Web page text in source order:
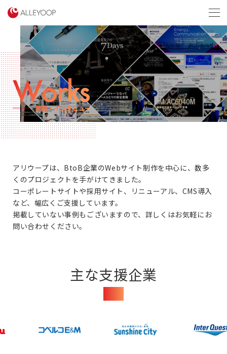
Works
実績・インタビュー
アリウープは、BtoB企業のWebサイト制作を中心に、数多
くのプロジェクトを手がけてきました。
コーポレートサイトや採用サイト、リニューアル、CMS導入
など、幅広くご支援しています。
掲載していない事例もございますので、詳しくはお気軽にお
問い合わせください。
主な支援企業